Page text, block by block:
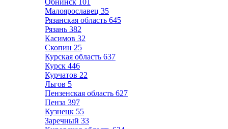
Обнинск 101
Малоярославец 35
Рязанская область 645
Рязань 382
Касимов 32
Скопин 25
Курская область 637
Курск 446
Курчатов 22
Льгов 5
Пензенская область 627
Пенза 397
Кузнецк 55
Заречный 33